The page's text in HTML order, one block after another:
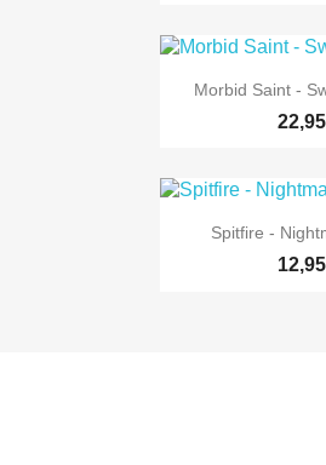

Morbid Saint -

Spitfire -